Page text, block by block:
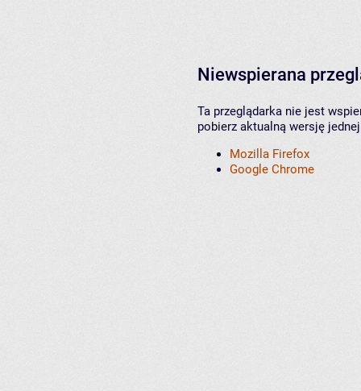
Niewspierana
Ta przeglądarka nie jest
pobierz aktualną wersję
Mozilla Firefox
Google Chrome